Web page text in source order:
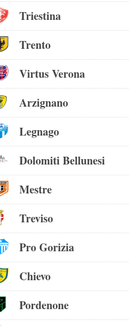
Triestina
Trento
Virtus Verona
Arzignano
Legnago
Dolomiti Bellunesi
Mestre
Treviso
Pro Gorizia
Chievo
Pordenone